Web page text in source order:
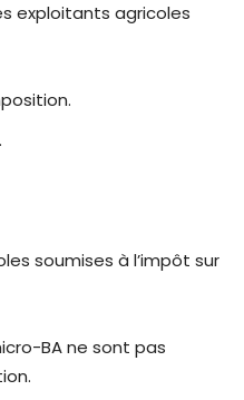
exploitants agricoles
soumises à l’impôt sur
BA ne sont pas